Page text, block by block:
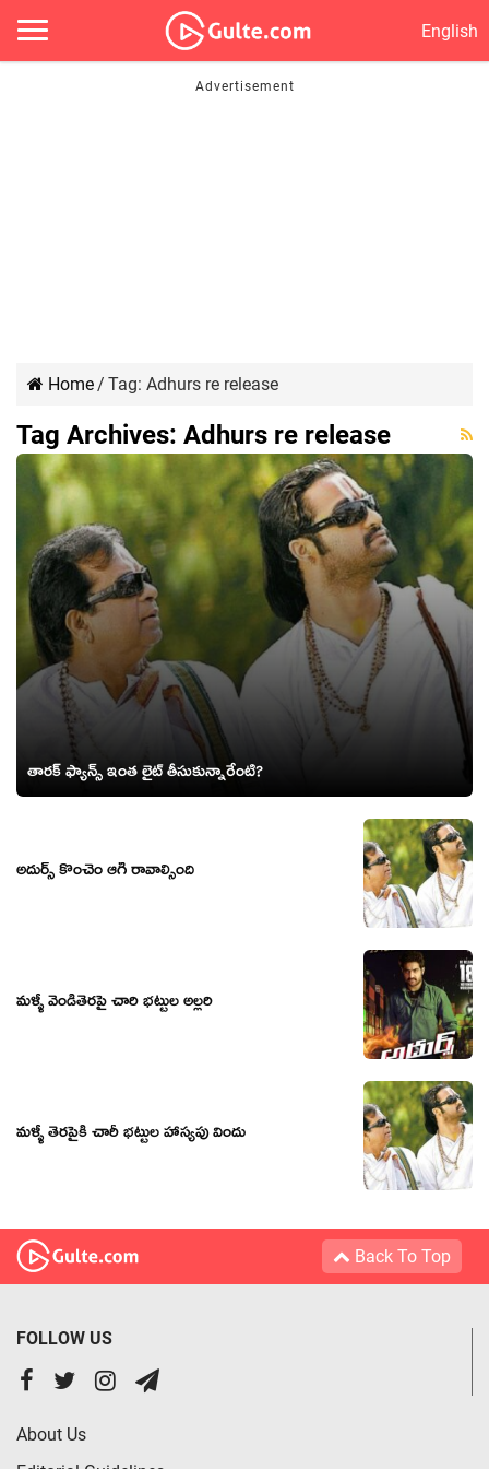
English
Home/ Tag: Adhurs re release
Tag Archives: Adhurs re release
తారక్ ఫ్యాన్స్ ఇంత లైట్ తీసుకున్నారేంటి?
అదుర్స్ కొంచెం ఆగి రావాల్సింది
మళ్ళీ వెండితెరపై చారి భట్టుల అల్లరి
మళ్ళీ తెరపైకి చారీ భట్టుల హాస్యపు విందు
Back To Top
FOLLOW US
About Us